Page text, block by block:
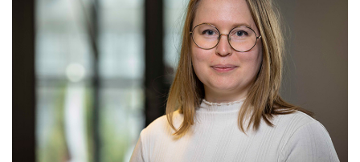
prövningstillstånd
skrivuppdrag